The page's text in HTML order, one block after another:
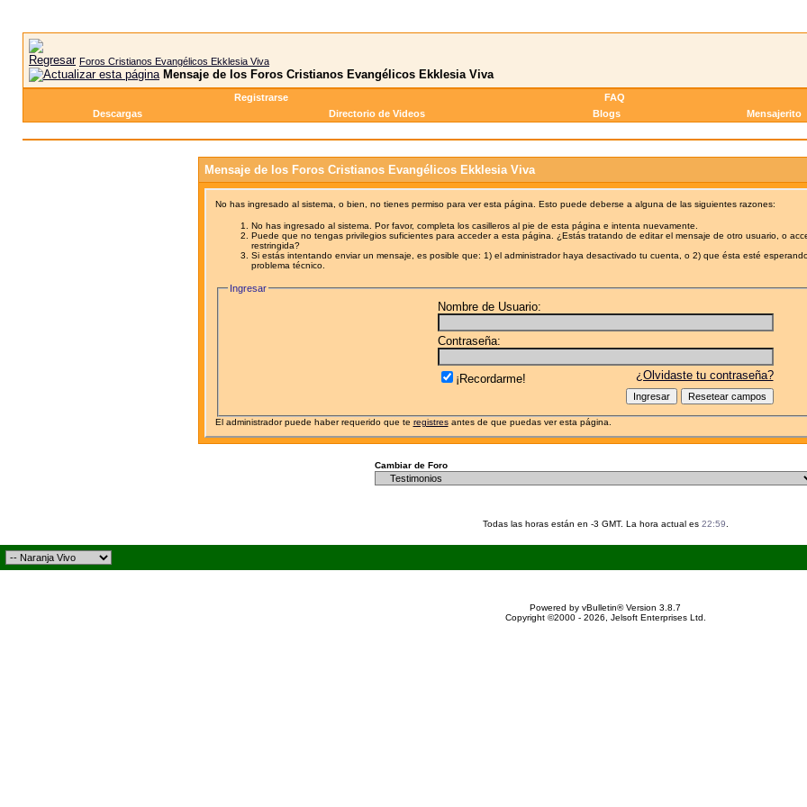
Foros Cristianos Evangélicos Ekklesia Viva
Mensaje de los Foros Cristianos Evangélicos Ekklesia Viva
Registrarse FAQ
Descargas
Directorio de Videos Blogs Mensajerito
Mensaje de los Foros Cristianos Evangélicos Ekklesia Viva
No has ingresado al sistema, o bien, no tienes permiso para ver esta página. Esto puede deberse a alguna de las siguientes razones:
No has ingresado al sistema. Por favor, completa los casilleros al pie de esta página e intenta nuevamente.
Puede que no tengas privilegios suficientes para acceder a esta página. ¿Estás tratando de editar el mensaje de otro usuario, o
restringida?
Si estás intentando enviar un mensaje, es posible que: 1) el administrador haya desactivado tu cuenta, o 2) que ésta esté
problema técnico.
Ingresar
Nombre de Usuario:
Contraseña:
¿Olvidaste tu contraseña?
¡Recordarme!
El administrador puede haber requerido que te registresantes de que puedas ver esta página.
Cambiar de Foro
Todas las horas están en -3 GMT. La hora actual es 22:59
Powered by vBulletin® Version 3.8.7
Copyright ©2000 - 2026, Jelsoft Enterprises Ltd.